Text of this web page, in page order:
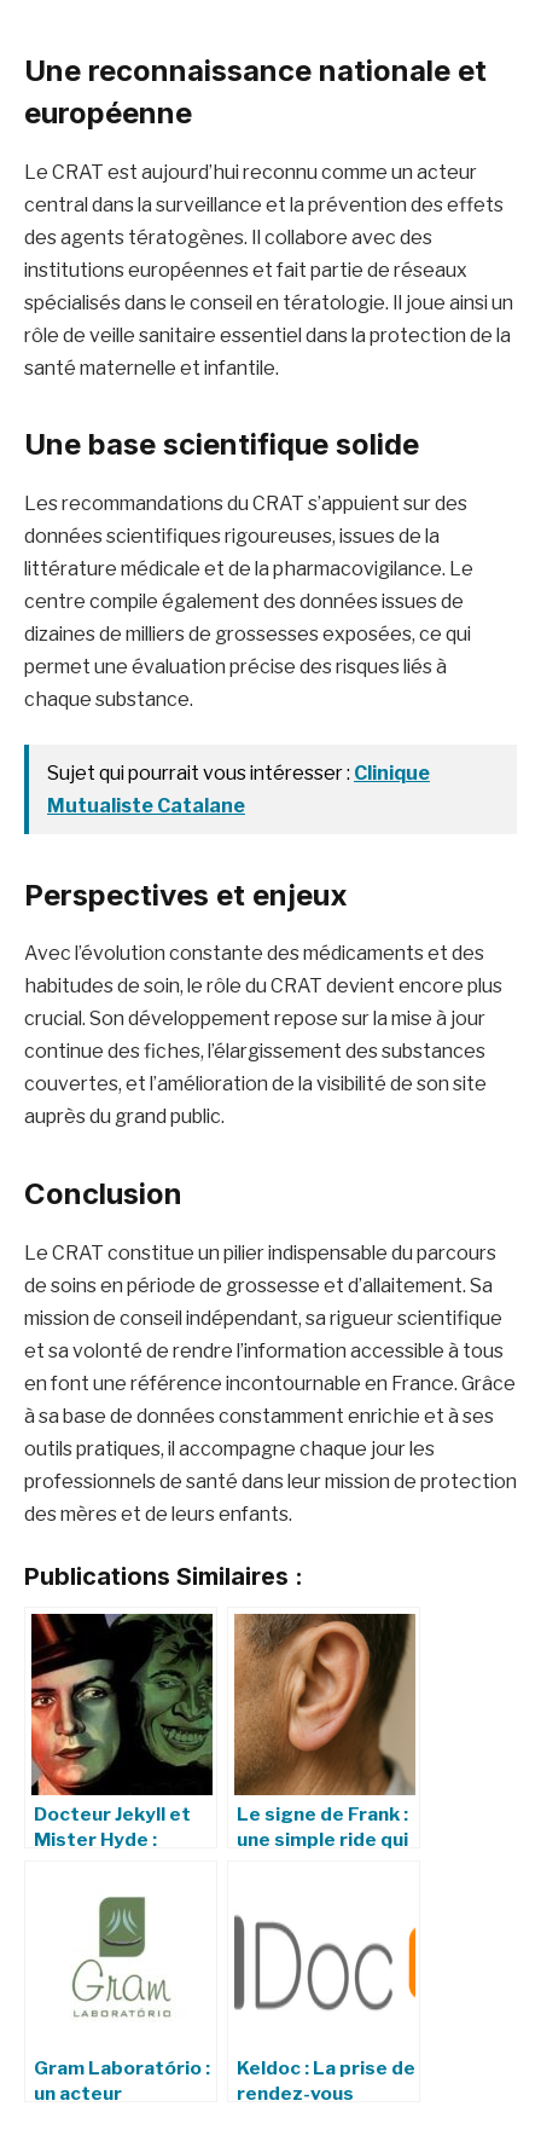
Une reconnaissance nationale et
européenne
Le CRAT est aujourd’hui reconnu comme un acteur
central dans la surveillance et la prévention des effets
des agents tératogènes. Il collabore avec des
institutions européennes et fait partie de réseaux
spécialisés dans le conseil en tératologie. Il joue ainsi un
rôle de veille sanitaire essentiel dans la protection de la
santé maternelle et infantile.
Une base scientifique solide
Les recommandations du CRAT s’appuient sur des
données scientifiques rigoureuses, issues de la
littérature médicale et de la pharmacovigilance. Le
centre compile également des données issues de
dizaines de milliers de grossesses exposées, ce qui
permet une évaluation précise des risques liés à
chaque substance.
Sujet qui pourrait vous intéresser : Clinique
Mutualiste Catalane
Perspectives et enjeux
Avec l’évolution constante des médicaments et des
habitudes de soin, le rôle du CRAT devient encore plus
crucial. Son développement repose sur la mise à jour
continue des fiches, l’élargissement des substances
couvertes, et l’amélioration de la visibilité de son site
auprès du grand public.
Conclusion
Le CRAT constitue un pilier indispensable du parcours
de soins en période de grossesse et d’allaitement. Sa
mission de conseil indépendant, sa rigueur scientifique
et sa volonté de rendre l’information accessible à tous
en font une référence incontournable en France. Grâce
à sa base de données constamment enrichie et à ses
outils pratiques, il accompagne chaque jour les
professionnels de santé dans leur mission de protection
des mères et de leurs enfants.
Publications Similaires :
Docteur Jekyll et
Mister Hyde :
signification
Le signe de Frank :
une simple ride qui
cardiovasculaires ?
Gram Laboratório :
un acteur
Keldoc : La prise de
rendez-vous